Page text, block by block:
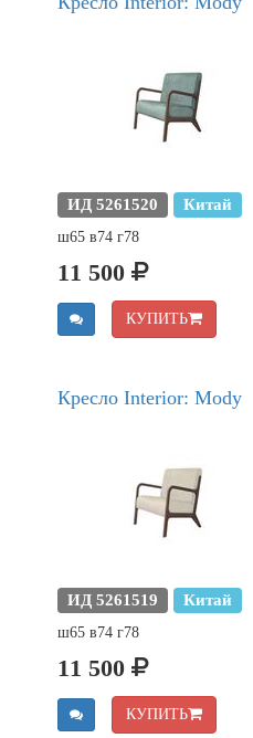
ИД 5261520 Китай
ш65 в74 г78
11 500
КУПИТЬ
Кресло Interior: Mody
ИД 5261519 Китай
ш65 в74 г78
11 500
КУПИТЬ